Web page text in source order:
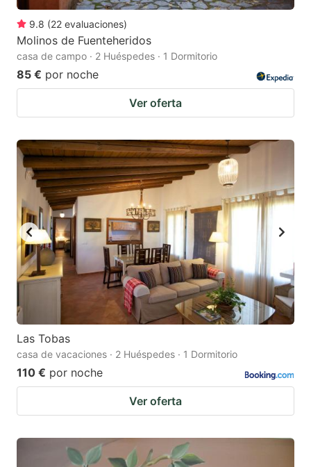
9.8 (22 evaluaciones)
Molinos de Fuenteheridos
casa de campo · 2 Huéspedes · 1 Dormitorio
85 € por noche
Ver oferta
Las Tobas
casa de vacaciones · 2 Huéspedes · 1 Dormitorio
110 € por noche
Ver oferta